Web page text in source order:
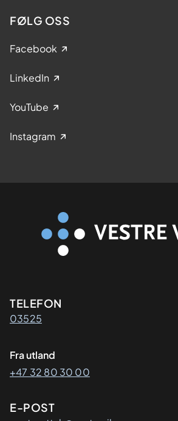
FØLG OSS
Facebook
LinkedIn
YouTube
Instagram
Kontaktinformasjon
TELEFON
03525
Fra utland
+47 32 80 30 00
E-POST